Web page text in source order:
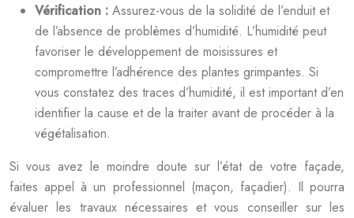
Vérification : Assurez-vous de la solidité de l’enduit et
de l’absence de problèmes d’humidité. L’humidité peut
favoriser le développement de moisissures et
compromettre l’adhérence des plantes grimpantes. Si
vous constatez des traces d’humidité, il est important d’en
identifier la cause et de la traiter avant de procéder à la
végétalisation.
Si vous avez le moindre doute sur l’état de votre façade,
faites appel à un professionnel (maçon, façadier). Il pourra
évaluer les travaux nécessaires et vous conseiller sur les